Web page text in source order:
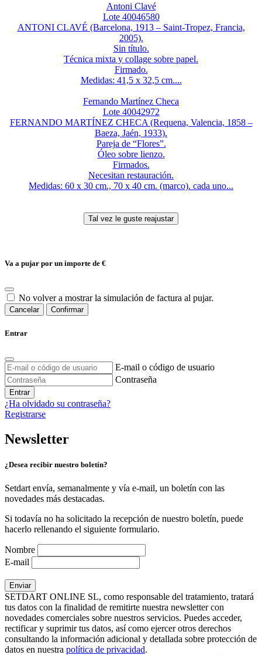
Antoni Clavé
Lote 40046580
ANTONI CLAVÉ (Barcelona, 1913 – Saint-Tropez, Francia,
2005).
Sin título.
Técnica mixta y collage sobre papel.
Firmado.
Medidas: 41,5 x 32,5 cm....
Fernando Martínez Checa
Lote 40042972
FERNANDO MARTÍNEZ CHECA (Requena, Valencia, 1858 –
Baeza, Jaén, 1933).
Pareja de “Flores”.
Óleo sobre lienzo.
Firmados.
Necesitan restauración.
Medidas: 60 x 30 cm., 70 x 40 cm. (marco). cada uno...
Va a pujar por un importe de €
No volver a mostrar la simulación de factura al pujar.
Cancelar Confirmar
Entrar
E-mail o código de usuario
Contraseña
Entrar
¿Ha olvidado su contraseña?
Registrarse
Newsletter
¿Desea recibir nuestro boletín?
Setdart envía, semanalmente y vía e-mail, un boletín con las
novedades más destacadas.
Si todavía no ha solicitado la recepción de nuestro boletín, puede
hacerlo rellenando el siguiente formulario.
Nombre
E-mail
SETDART ONLINE SL, como responsable del tratamiento, tratará
tus datos con la finalidad de remitirte nuestra newsletter con
novedades comerciales sobre nuestros servicios. Puedes acceder,
rectificar y suprimir tus datos, así como ejercer otros derechos
consultando la información adicional y detallada sobre protección de
datos en nuestra política de privacidad.